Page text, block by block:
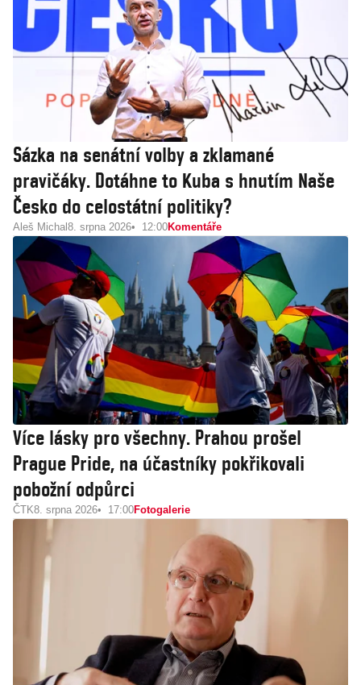
Sázka na senátní volby a zklamané
pravičáky. Dotáhne to Kuba s hnutím Naše
Česko do celostátní politiky?
Aleš Michal 8. srpna 2026 12:00Komentáře
Více lásky pro všechny. Prahou prošel
Prague Pride, na účastníky pokřikovali
pobožní odpůrci
ČTK8. srpna 2026 17:00Fotogalerie